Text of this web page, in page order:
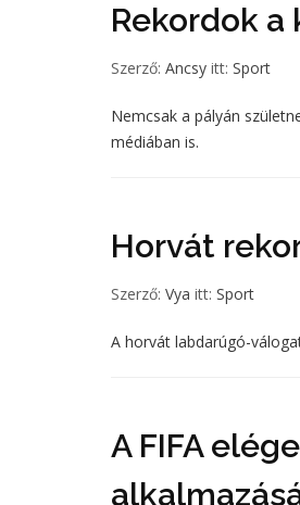
Rekordok a
Szerző: Ancsy itt: Sport
Nemcsak a pályán
médiában is.
Horvát
Szerző: Vya itt: Sport
A horvát labdarúgó-
A FIFA